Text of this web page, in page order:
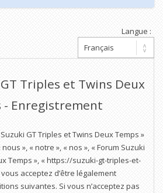
Langue :
Triples et Twins Deux
- Enregistrement
GT Triples et Twins Deux Temps »
», « notre », « nos », « Forum Suzuki
Temps », « https://suzuki-gt-triples-et-
acceptez d’être légalement
suivantes. Si vous n’acceptez pas